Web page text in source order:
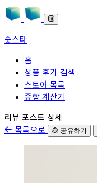
숏스타
홈
상품 후기 검색
스토어 목록
종합 계산기
본문으로 바로가기
리뷰 포스트 상세
목록으로
공유하기